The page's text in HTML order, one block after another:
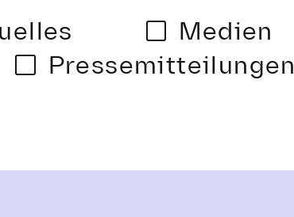
Medien
Pressemitteilungen